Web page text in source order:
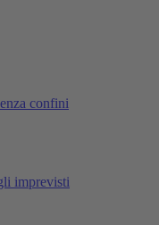
confini
imprevisti